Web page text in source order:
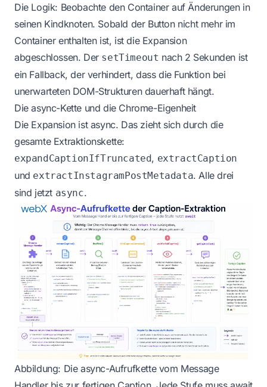
Die Logik: Beobachte den Container auf Änderungen in
seinen Kindknoten. Sobald der Button nicht mehr im
Container enthalten ist, ist die Expansion
abgeschlossen. Der setTimeout nach 2 Sekunden ist
ein Fallback, der verhindert, dass die Funktion bei
unerwarteten DOM-Strukturen dauerhaft hängt.
Die async-Kette und die Chrome-Eigenheit
Die Expansion ist async. Das zieht sich durch die
gesamte Extraktionskette:
expandCaptionIfTruncated, extractCaption
und extractInstagramPostMetadata. Alle drei
sind jetzt async.
Abbildung: Die async-Aufrufkette vom Message